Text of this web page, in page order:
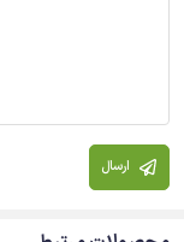
ارسال